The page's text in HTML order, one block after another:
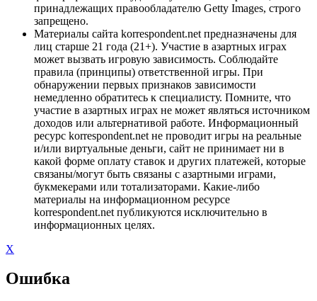
принадлежащих правообладателю Getty Images, строго
запрещено.
Материалы сайта korrespondent.net предназначены для
лиц старше 21 года (21+). Участие в азартных играх
может вызвать игровую зависимость. Соблюдайте
правила (принципы) ответственной игры. При
обнаружении первых признаков зависимости
немедленно обратитесь к специалисту. Помните, что
участие в азартных играх не может являться источником
доходов или альтернативой работе. Информационный
ресурс korrespondent.net не проводит игры на реальные
и/или виртуальные деньги, сайт не принимает ни в
какой форме оплату ставок и других платежей, которые
связаны/могут быть связаны с азартными играми,
букмекерами или тотализаторами. Какие-либо
материалы на информационном ресурсе
korrespondent.net публикуются исключительно в
информационных целях.
X
Ошибка